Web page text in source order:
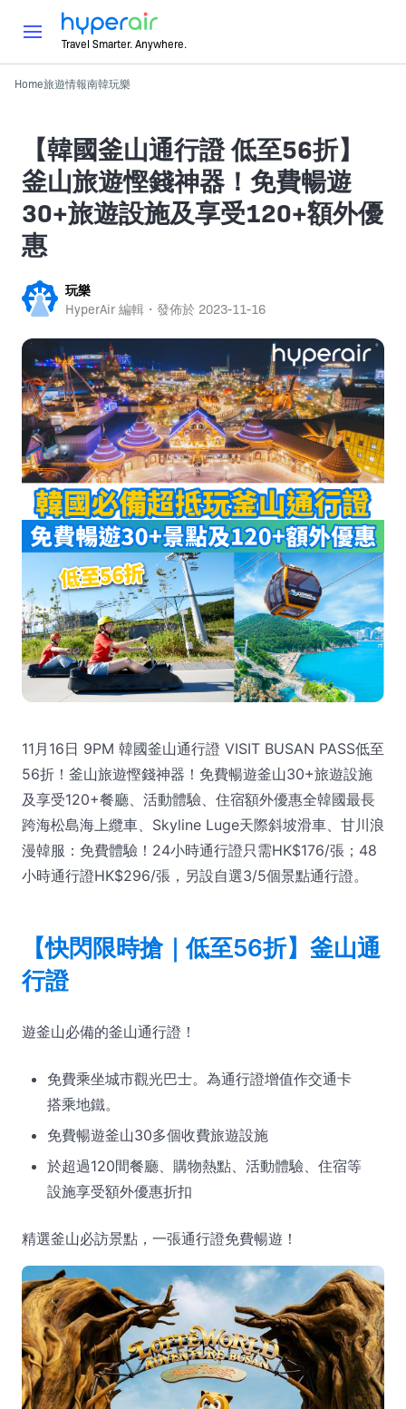
Travel Smarter. Anywhere.
Home旅遊情報南韓玩樂
【韓國釜山通行證 低至56折】
釜山旅遊慳錢神器！免費暢遊
30+旅遊設施及享受120+額外優
惠
玩樂
HyperAir 編輯・發佈於 2023-11-16
11月16日 9PM 韓國釜山通行證 VISIT BUSAN PASS低至
56折！釜山旅遊慳錢神器！免費暢遊釜山30+旅遊設施
及享受120+餐廳、活動體驗、住宿額外優惠全韓國最長
跨海松島海上纜車、Skyline Luge天際斜坡滑車、甘川浪
漫韓服：免費體驗！24小時通行證只需HK$176/張；48
小時通行證HK$296/張，另設自選3/5個景點通行證。
【快閃限時搶｜低至56折】釜山通
行證
遊釜山必備的釜山通行證！
免費乘坐城市觀光巴士。為通行證增值作交通卡
搭乘地鐵。
免費暢遊釜山30多個收費旅遊設施
於超過120間餐廳、購物熱點、活動體驗、住宿等
設施享受額外優惠折扣
精選釜山必訪景點，一張通行證免費暢遊！